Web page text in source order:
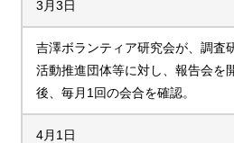
3月3日
吉澤ボランティア研究会が、調査
活動推進団体等に対し、報告会を
後、毎月1回の会合を確認。
4月1日